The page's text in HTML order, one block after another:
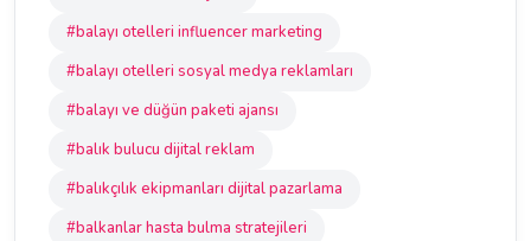
#balayı otelleri influencer marketing
#balayı otelleri sosyal medya reklamları
#balayı ve düğün paketi ajansı
#balık bulucu dijital reklam
#balıkçılık ekipmanları dijital pazarlama
#balkanlar hasta bulma stratejileri